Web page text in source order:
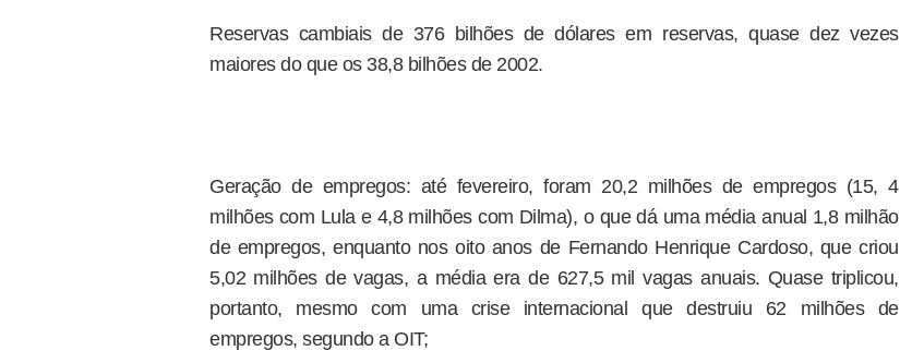
Reservas cambiais de 376 bilhões de dólares em reservas, quase dez vezes
maiores do que os 38,8 bilhões de 2002.
Geração de empregos: até fevereiro, foram 20,2 milhões de empregos (15, 4
milhões com Lula e 4,8 milhões com Dilma), o que dá uma média anual 1,8 milhão
de empregos, enquanto nos oito anos de Fernando Henrique Cardoso, que criou
5,02 milhões de vagas, a média era de 627,5 mil vagas anuais. Quase triplicou,
portanto, mesmo com uma crise internacional que destruiu 62 milhões de
empregos, segundo a OIT;